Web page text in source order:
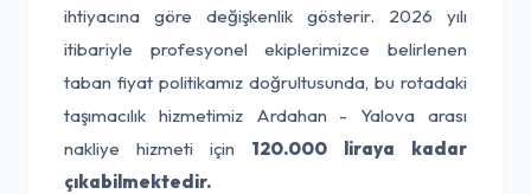
ihtiyacına göre değişkenlik gösterir. 2026 yılı
itibariyle profesyonel ekiplerimizce belirlenen
taban fiyat politikamız doğrultusunda, bu rotadaki
taşımacılık hizmetimiz Ardahan - Yalova arası
nakliye hizmeti için 120.000 liraya kadar
çıkabilmektedir.